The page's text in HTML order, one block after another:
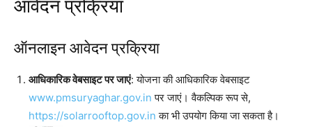
आवेदन प्रक्रिया
ऑनलाइन आवेदन प्रक्रिया
आधिकारिक वेबसाइट पर जाएं: योजना की आधिकारिक वेबसाइट
www.pmsuryaghar.gov.in पर जाएं। वैकल्पिक रूप से,
https://solarrooftop.gov.in का भी उपयोग किया जा सकता है।